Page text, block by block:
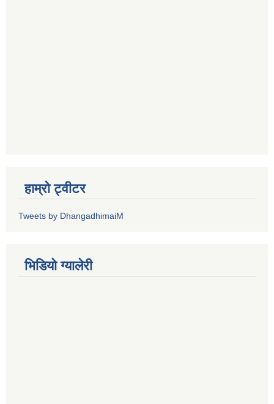
हाम्रो ट्वीटर
Tweets by DhangadhimaiM
भिडियाे ग्यालेरी